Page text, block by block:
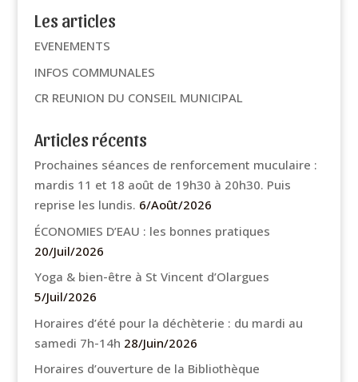
Les articles
EVENEMENTS
INFOS COMMUNALES
CR REUNION DU CONSEIL MUNICIPAL
Articles récents
Prochaines séances de renforcement muculaire :
mardis 11 et 18 août de 19h30 à 20h30. Puis
reprise les lundis. 6/Août/2026
ÉCONOMIES D’EAU : les bonnes pratiques
20/Juil/2026
Yoga & bien-être à St Vincent d’Olargues
5/Juil/2026
Horaires d’été pour la déchèterie : du mardi au
samedi 7h-14h 28/Juin/2026
Horaires d’ouverture de la Bibliothèque